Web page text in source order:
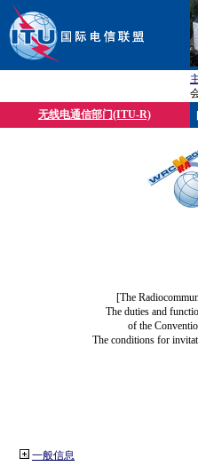
无线电通信部门(ITU-R)
[The
The duties and
of the
The conditions for
一般信息